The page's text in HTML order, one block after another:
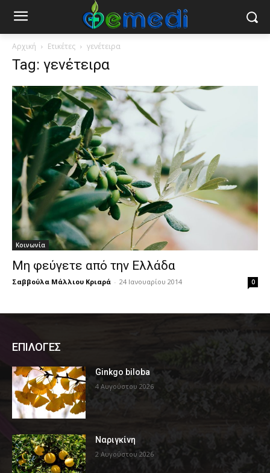
Αρχική Ετικέτες γενέτειρα
Tag: γενέτειρα
Κοινωνία
Μη φεύγετε από την Ελλάδα
Σαββούλα Μάλλιου Κριαρά - 24 Ιανουαρίου 2014 0
ΕΠΙΛΟΓΕΣ
Ginkgo biloba
4 Αυγούστου 2026
Ναριγκίνη
2 Αυγούστου 2026